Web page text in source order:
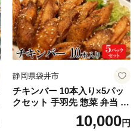
静岡県袋井市
チキンバー 10本入り×5パッ
クセット 手羽先 惣菜 弁当 お
かず お酒 おつまみ ギフト キ
ャンプ アウトドア キャンプ
10,000円